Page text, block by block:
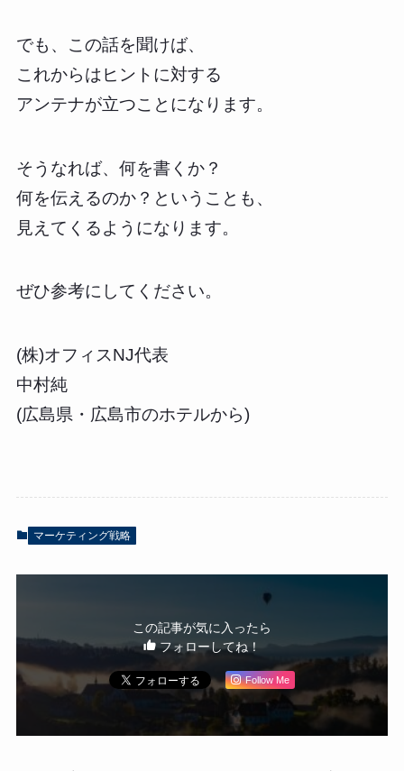
でも、この話を聞けば、
これからはヒントに対する
アンテナが立つことになります。
そうなれば、何を書くか？
何を伝えるのか？ということも、
見えてくるようになります。
ぜひ参考にしてください。
(株)オフィスNJ代表
中村純
(広島県・広島市のホテルから)
マーケティング戦略
この記事が気に入ったら
フォローしてね！
Follow Me